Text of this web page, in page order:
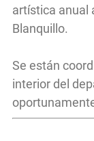
artística anual
Blanquillo.
Se están
interior del